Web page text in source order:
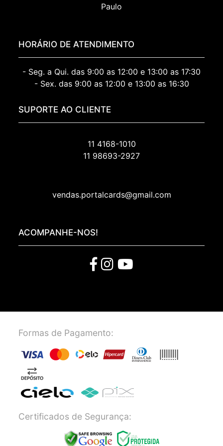
Paulo
HORÁRIO DE ATENDIMENTO
- Seg. a Qui. das 9:00 as 12:00 e 13:00 as 17:30
- Sex. das 9:00 as 12:00 e 13:00 as 16:30
SUPORTE AO CLIENTE
11 4168-1010
11 98693-2927
vendas.portalcards@gmail.com
ACOMPANHE-NOS!
Formas de Pagamento:
Certificados de Segurança: